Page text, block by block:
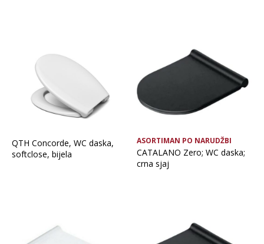
QTH Concorde, WC daska,
softclose, bijela
ASORTIMAN PO NARUDŽBI
CATALANO Zero; WC daska;
crna sjaj